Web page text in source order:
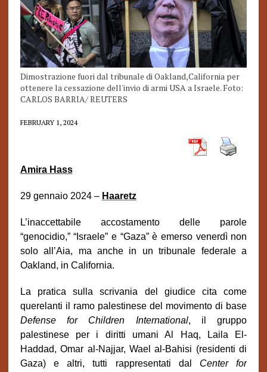
Dimostrazione fuori dal tribunale di Oakland,California per
ottenere la cessazione dell'invio di armi USA a Israele. Foto:
CARLOS BARRIA/ REUTERS
FEBRUARY 1, 2024
Amira Hass
29 gennaio 2024– Haaretz
L’inaccettabile accostamento delle parole
“genocidio,” “Israele” e “Gaza” è emerso venerdì non
solo all’Aia, ma anche in un tribunale federale a
Oakland, in California.
La pratica sulla scrivania del giudice cita come
querelanti il ramo palestinese del movimento di base
Defense for Children International, il gruppo
palestinese per i diritti umani Al Haq, Laila El-
Haddad, Omar al-Najjar, Wael al-Bahisi (residenti di
Gaza) e altri, tutti rappresentati dal Center for